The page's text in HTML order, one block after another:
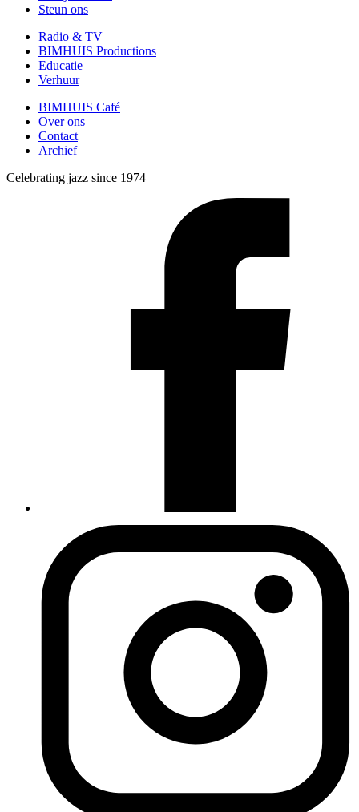
Steun ons
Radio & TV
BIMHUIS Productions
Educatie
Verhuur
BIMHUIS Café
Over ons
Contact
Archief
Celebrating jazz since 1974